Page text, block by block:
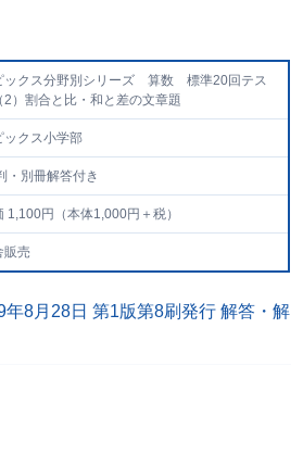
ックス分野別シリーズ 算数 標準20回テス
2）割合と比・和と差の文章題
ックス小学部
・別冊解答付き
1,100円 （本体1,000円＋税）
販売
年8月28日 第1版第8刷発行 解答・解